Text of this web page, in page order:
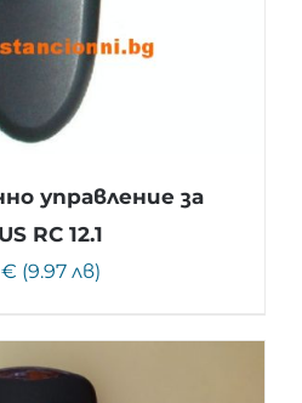
управление за
RC 12.1
€ (9.97 лв)